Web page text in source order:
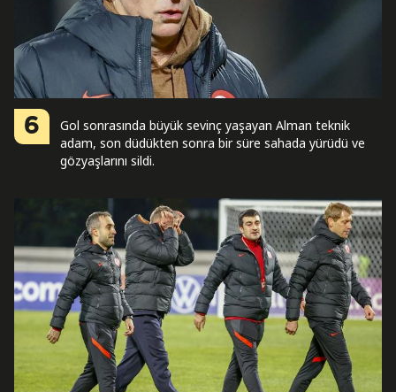
6
Gol sonrasında büyük sevinç yaşayan Alman teknik
adam, son düdükten sonra bir süre sahada yürüdü ve
gözyaşlarını sildi.